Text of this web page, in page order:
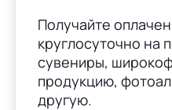
Получайте
круглосуточно на
сувениры,
продукцию,
другую.